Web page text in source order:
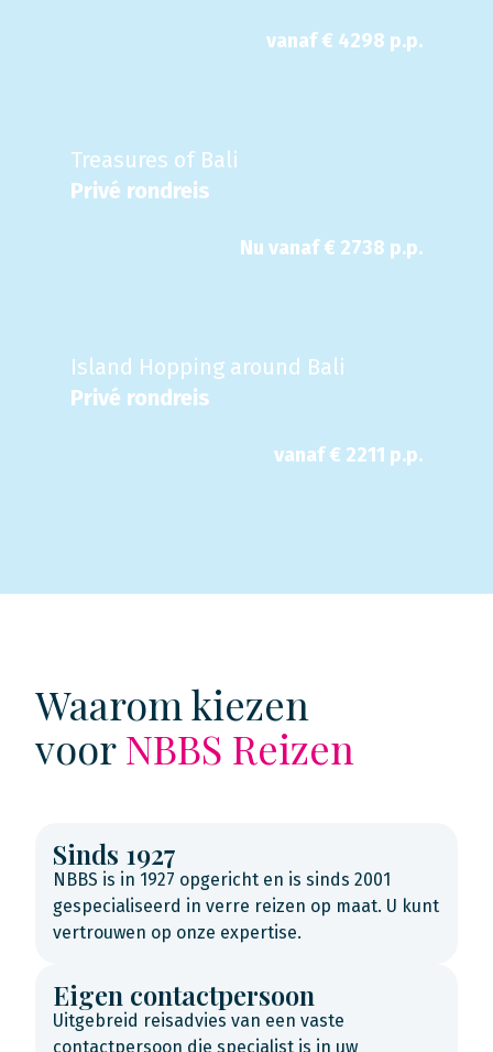
vanaf € 4298 p.p.
Treasures of Bali
Privé rondreis
Nu vanaf € 2738 p.p.
Island Hopping around Bali
Privé rondreis
vanaf € 2211 p.p.
Waarom kiezen
voorNBBS Reizen
Sinds 1927
NBBS is in 1927 opgericht en is sinds 2001
gespecialiseerd in verre reizen op maat. U kunt
vertrouwen op onze expertise.
Eigen contactpersoon
Uitgebreid reisadvies van een vaste
contactpersoon die specialist is in uw